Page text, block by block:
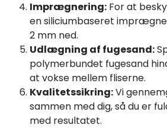
Imprægnering: For at
en siliciumbaseret
2 mm ned.
Udlægning af fugesand:
polymerbundet fugesand
at vokse mellem fliserne.
Kvalitetssikring:Vi
sammen med dig, så du er
med resultatet.